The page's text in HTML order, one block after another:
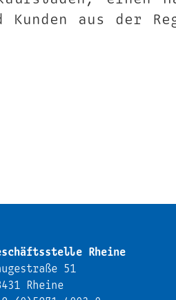
Kunden aus der
Rheine
51
Rheine